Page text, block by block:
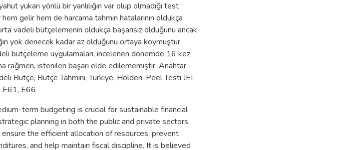
yukarı yönlü bir yanlılığın var olup olmadığı test
gelir hem de harcama tahmin hatalarının oldukça
vadeli bütçelemenin oldukça başarısız olduğunu ancak
yok denecek kadar az olduğunu ortaya koymuştur.
bütçeleme uygulamaları, incelenen dönemde 16 kez
rağmen, istenilen başarı elde edilememiştir. Anahtar
Bütçe, Bütçe Tahmini, Türkiye, Holden-Peel Testi JEL
E61, E66
term budgeting is crucial for sustainable financial
planning in both the public and private sectors.
the efficient allocation of resources, prevent
and help maintain fiscal discipline. It is believed